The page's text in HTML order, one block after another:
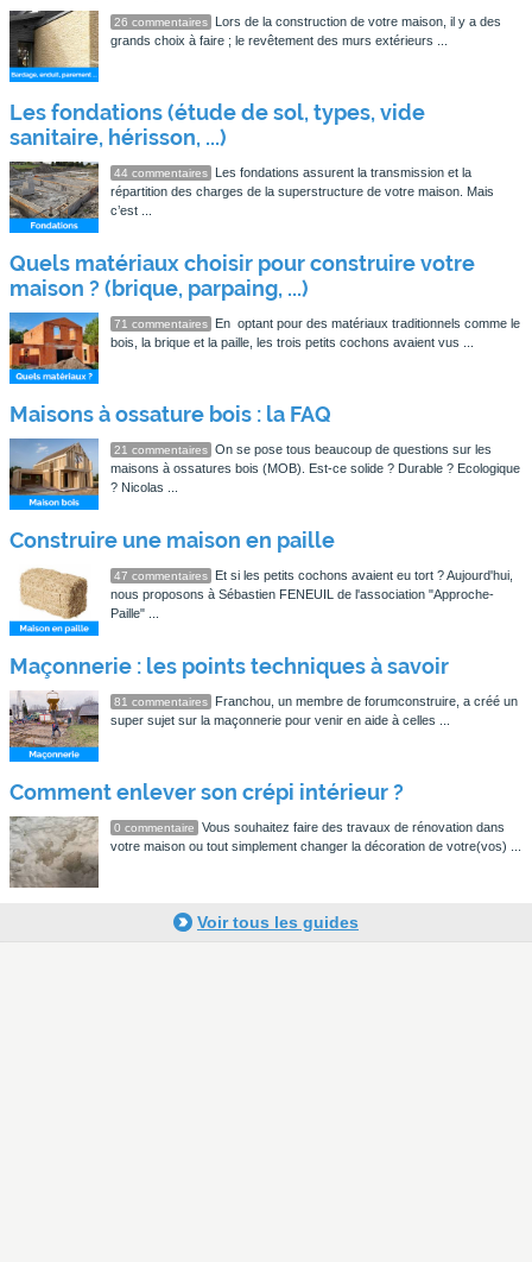
26 commentaires
Lors de la construction de votre maison, il y a des
grands choix à faire ; le revêtement des murs extérieurs ...
Les fondations (étude de sol, types, vide
sanitaire, hérisson, ...)
44 commentaires
Les fondations assurent la transmission et la
répartition des charges de la superstructure de votre maison. Mais
c’est ...
Quels matériaux choisir pour construire votre
maison ? (brique, parpaing, ...)
71 commentaires
En optant pour des matériaux traditionnels comme le
bois, la brique et la paille, les trois petits cochons avaient vus ...
Maisons à ossature bois : la FAQ
21 commentaires On se pose tous beaucoup de questions sur les
maisons à ossatures bois (MOB). Est-ce solide ? Durable ? Ecologique
? Nicolas ...
Construire une maison en paille
47 commentaires
Et si les petits cochons avaient eu tort ? Aujourd'hui,
nous proposons à Sébastien FENEUIL de l'association "Approche-
Paille" ...
Maçonnerie : les points techniques à savoir
81 commentaires
Franchou, un membre de forumconstruire, a créé un
super sujet sur la maçonnerie pour venir en aide à celles ...
Comment enlever son crépi intérieur ?
0 commentaire
Vous souhaitez faire des travaux de rénovation dans
votre maison ou tout simplement changer la décoration de votre(vos) ...
Voir tous les guides